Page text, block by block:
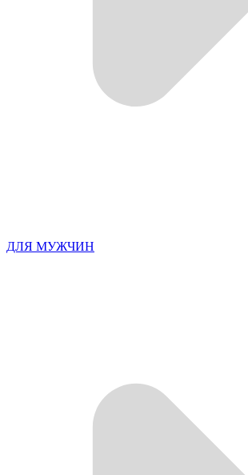
ДЛЯ МУЖЧИН